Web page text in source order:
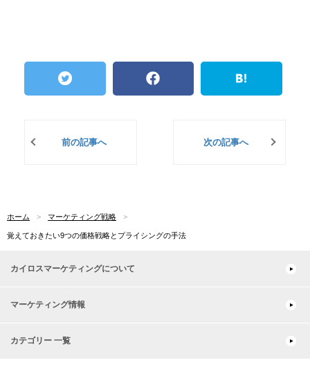
前の記事へ 次の記事へ
ホーム マーケティング戦略
覚えておきたい9つの価格戦略とプライシングの手法
カイロスマーケティングについて
マーケティング情報
カテゴリー 一覧